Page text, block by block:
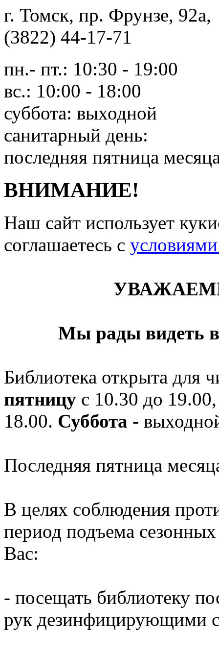
г. Томск, пр. Фрунзе,
(3822) 44-17-71
пн.- пт.: 10:30 - 19:00
вс.: 10:00 - 18:00
суббота: выходной
санитарный день:
последняя пятница
ВНИМАНИЕ!
Наш сайт использует
соглашаетесь c
Мы рады видеть
Библиотека открыта для
пятницу с 10.30 до
18.00. Суббота -
Последняя пятница
В целях соблюдения
период подъема
Вас:
- посещать библиотеку
рук дезинфицирующими